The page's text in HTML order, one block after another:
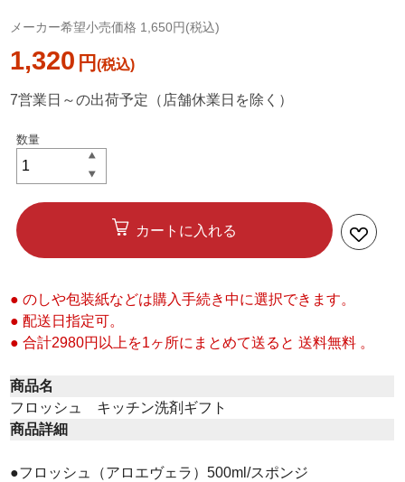
メーカー希望小売価格 1,650円(税込)
1,320 円
7営業日～の出荷予定（店舗休業日を除く）
カートに入れる
● のしや包装紙などは購入手続き中に選択できます。
● 配送日指定可。
● 合計2980円以上を1ヶ所にまとめて送ると 送料無料 。
商品名
フロッシュ キッチン洗剤ギフト
商品詳細
●フロッシュ（アロエヴェラ）500ml/スポンジ